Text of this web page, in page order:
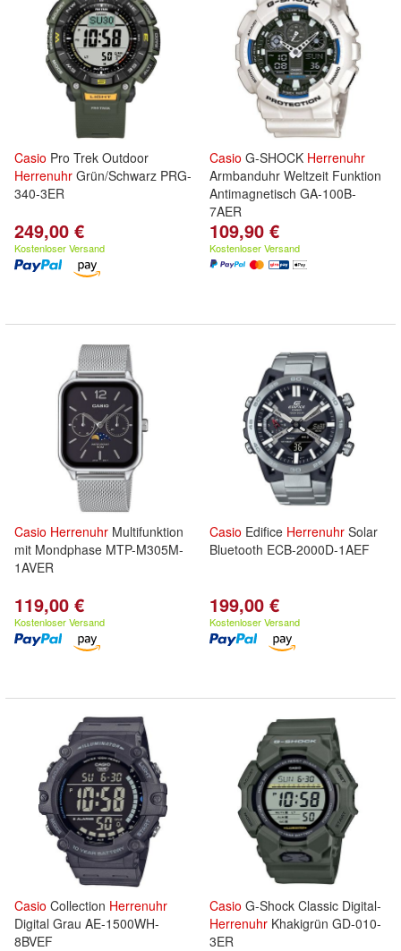
Casio Pro Trek Outdoor
Herrenuhr Grün/Schwarz PRG-
340-3ER
249,00 €
Kostenloser Versand
Casio G-SHOCK Herrenuhr
Armbanduhr Weltzeit Funktion
Antimagnetisch GA-100B-
7AER
109,90 €
Kostenloser Versand
Casio Herrenuhr Multifunktion
mit Mondphase MTP-M305M-
1AVER
119,00 €
Kostenloser Versand
Casio Edifice Herrenuhr Solar
Bluetooth ECB-2000D-1AEF
199,00 €
Kostenloser Versand
Casio Collection Herrenuhr
Digital Grau AE-1500WH-
8BVEF
Casio G-Shock Classic Digital-
Herrenuhr Khakigrün GD-010-
3ER